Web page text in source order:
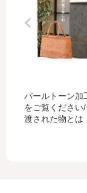
パールトーン加
をご覧ください
渡された物とは